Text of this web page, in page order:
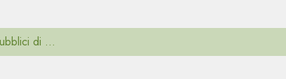
di ...